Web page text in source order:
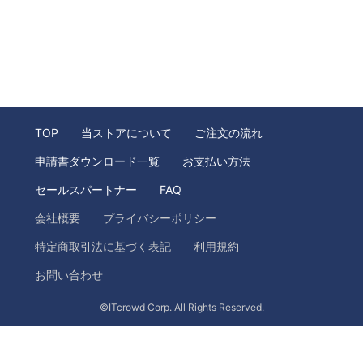
TOP 当ストアについて ご注文の流れ
申請書ダウンロード一覧 お支払い方法
セールスパートナー FAQ
会社概要 プライバシーポリシー
特定商取引法に基づく表記 利用規約
お問い合わせ
©ITcrowd Corp. All Rights Reserved.